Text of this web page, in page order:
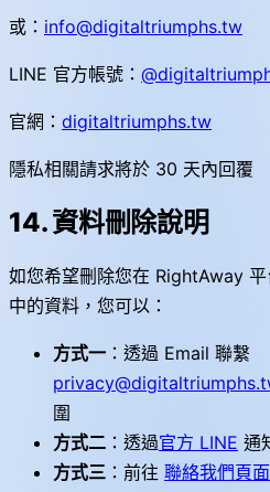
或： info@digitaltriumphs.tw
LINE 官方帳號：
官網： digitaltriumphs.tw
隱私相關請求將於 30 天內回覆
14. 資料刪除說明
如您希望刪除您在 RightAway
中的資料，您可以：
方式一 ：透過 Email 聯繫
圍
方式二 ：透過官方 LINE 通
方式三 ：前往 聯絡我們頁面